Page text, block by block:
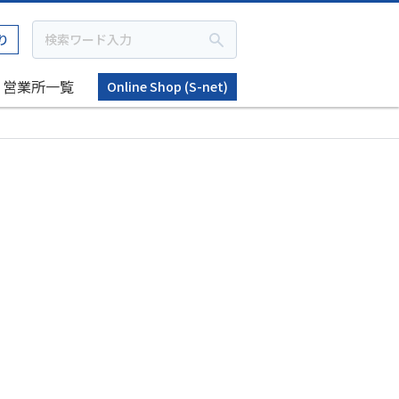
営業所一覧
Online Shop (S-net)